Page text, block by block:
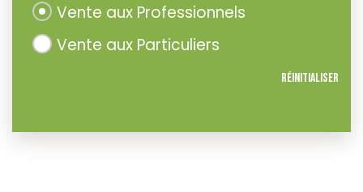
Vente aux Professionnels
Vente aux Particuliers
Réinitialiser